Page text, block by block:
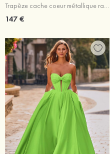
Trapèze cache coeur métallique ras du sol robe de bal avec plissé
147 €